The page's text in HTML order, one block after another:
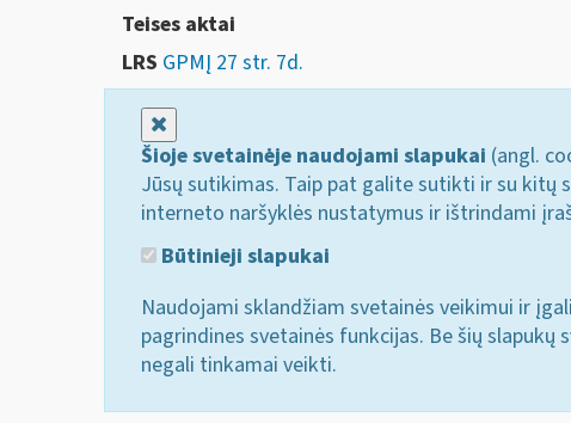
Teises aktai
LRS GPMĮ 27 str. 7d.
Šioje svetainėje naudojami slapukai (angl.
Jūsų sutikimas. Taip pat galite sutikti ir su kitų
interneto naršyklės nustatymus ir ištrindami
Būtinieji slapukai
Naudojami sklandžiam svetainės veikimui ir
pagrindines svetainės funkcijas. Be šių slapukų
negali tinkamai veikti.